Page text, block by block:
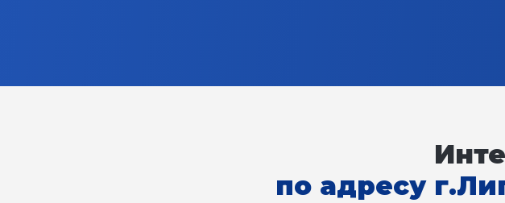
по адресу